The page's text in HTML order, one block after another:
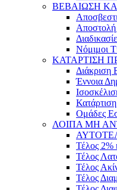
ΒΕΒΑΙΩΣΗ
Νόμιμοι
ΚΑΤΑΡΤΙΣΗ
Διάκριση
Έννοια
Ομάδες
ΛΟΙΠΑ ΜΗ
Τέλος 2%
Τέλος
Τέλος
Τέλος